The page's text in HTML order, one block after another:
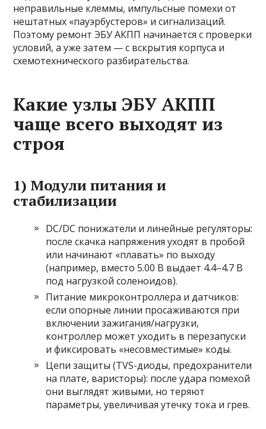
неправильные клеммы, импульсные помехи от
нештатных «пауэрбустеров» и сигнализаций.
Поэтому ремонт ЭБУ АКПП начинается с проверки
условий, а уже затем — с вскрытия корпуса и
схемотехнического разбирательства.
Какие узлы ЭБУ АКПП
чаще всего выходят из
строя
1) Модули питания и
стабилизации
DC/DC понижатели и линейные регуляторы:
после скачка напряжения уходят в пробой
или начинают «плавать» по выходу
(например, вместо 5.00 В выдает 4.4–4.7 В
под нагрузкой соленоидов).
Питание микроконтроллера и датчиков:
если опорные линии просаживаются при
включении зажигания/нагрузки,
контроллер может уходить в перезапуски
и фиксировать «несовместимые» коды.
Цепи защиты (TVS-диоды, предохранители
на плате, варисторы): после удара помехой
они выглядят живыми, но теряют
параметры, увеличивая утечку тока и грев.